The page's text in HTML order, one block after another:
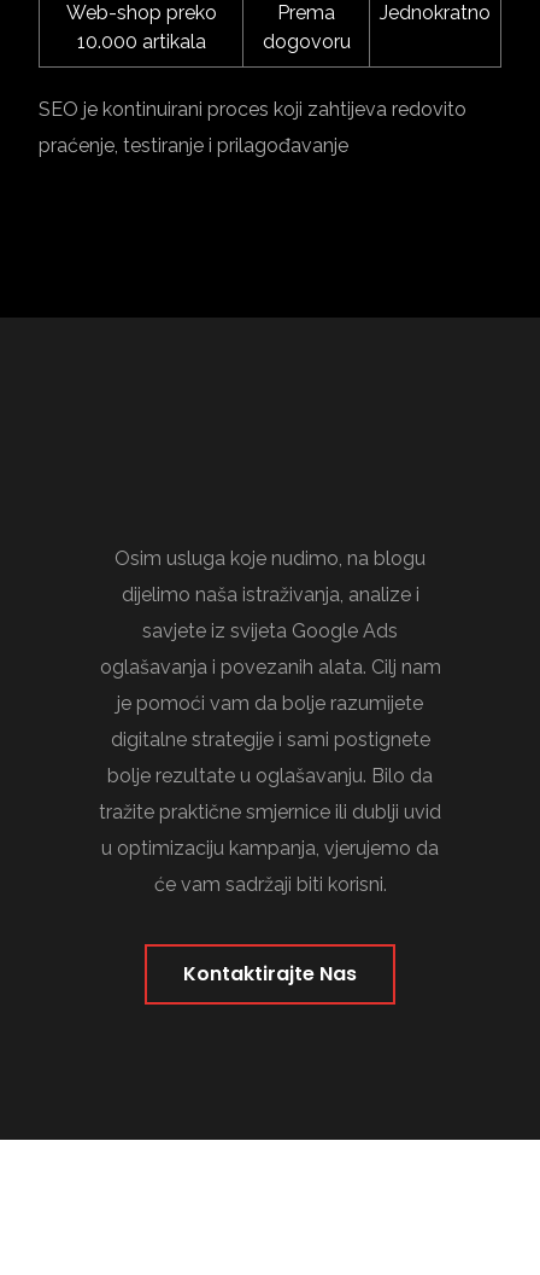
Web-shop preko
10.000 artikala
Prema
dogovoru
Jednokratno
SEO je kontinuirani proces koji zahtijeva redovito
praćenje, testiranje i prilagođavanje
Osim usluga koje nudimo, na blogu
dijelimo naša istraživanja, analize i
savjete iz svijeta Google Ads
oglašavanja i povezanih alata. Cilj nam
je pomoći vam da bolje razumijete
digitalne strategije i sami postignete
bolje rezultate u oglašavanju. Bilo da
tražite praktične smjernice ili dublji uvid
u optimizaciju kampanja, vjerujemo da
će vam sadržaji biti korisni.
Kontaktirajte Nas